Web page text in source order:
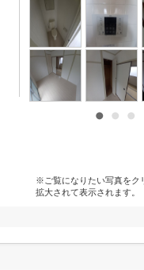
※ご覧になりたい写真をク
拡大されて表示されます。